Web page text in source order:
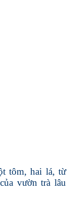
tôm, hai lá, từ
vườn trà lâu